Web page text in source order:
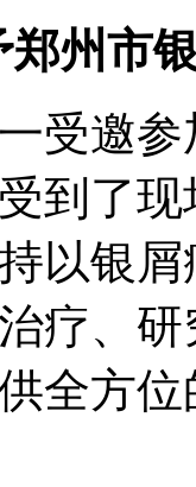
郑州市
受邀
到了
以银
疗、
全方